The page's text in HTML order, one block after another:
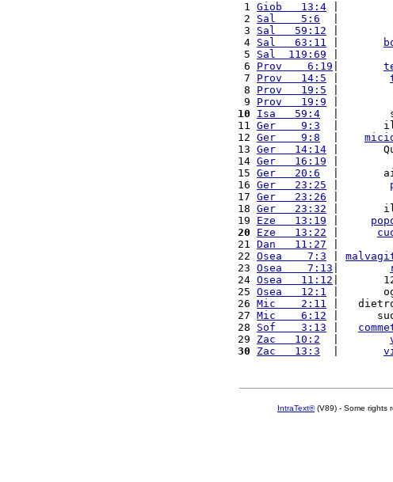
1 Giob   13:4 |
2 Sal    5:6
3 Sal   59:12 |
4 Sal   63:11
5 Sal  119:69 |
6 Prov    6:19
7 Prov   14:5
8 Prov   19:5
9 Prov   19:9
10
Isa   59:4
|
11 Ger    9:3
|
12 Ger    9:8
13 Ger   14:14 |
14 Ger   16:19 |
15 Ger   20:6
|
16 Ger   23:25
17 Ger   23:26
18 Ger   23:32 |       il
19 Eze   13:19
20
Eze   13:22
21 Dan   11:27
22 Osea    7:3
23 Osea    7:13
24 Osea   11:12 |
25 Osea   12:1 |
26 Mic    2:11 |
27 Mic    6:12 |
28 Sof    3:13
29 Zac   10:2
30
Zac   13:3
IntraText®(V89) - Some rights